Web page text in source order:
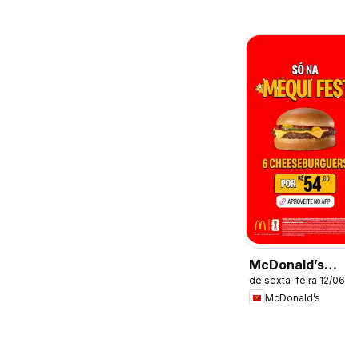
McDonald’s
ofertas
de sexta-feira 12/
McDonald’s